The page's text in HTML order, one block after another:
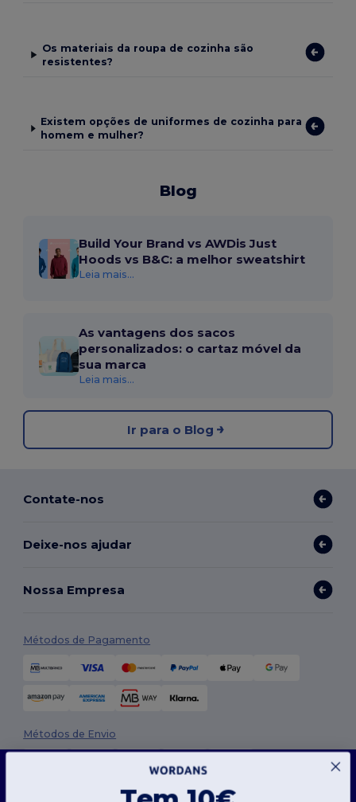
Os materiais da roupa de cozinha são
resistentes?
Existem opções de uniformes de cozinha para
homem e mulher?
Blog
Build Your Brand vs AWDis Just
Hoods vs B&C: a melhor sweatshirt
Leia mais...
As vantagens dos sacos
personalizados: o cartaz móvel da
sua marca
Leia mais...
Ir para o Blog
Contate-nos
Deixe-nos ajudar
Nossa Empresa
Métodos de Pagamento
Métodos de Envio
Este site usa cookies
lembrar as suas preferências, analisar o desempenho do site e garantir uma